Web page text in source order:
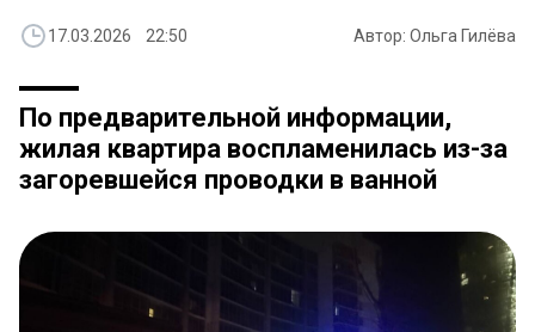
17.03.2026 22:50 Автор: Ольга Гилёва
По предварительной информации,
жилая квартира воспламенилась из-за
загоревшейся проводки в ванной